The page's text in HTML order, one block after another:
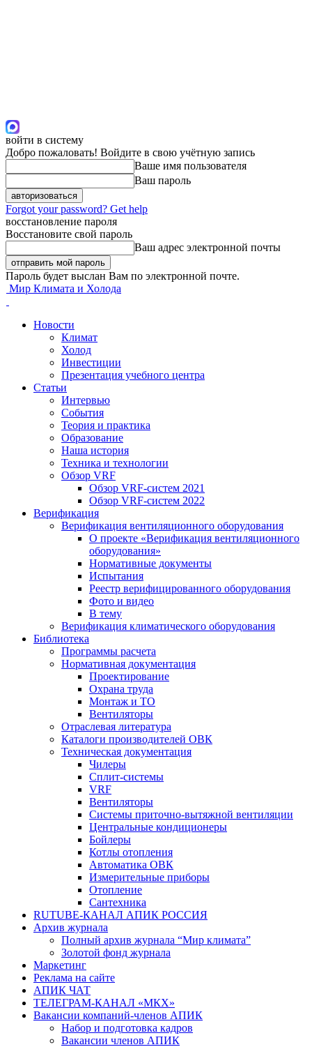
войти в систему
Добро пожаловать! Войдите в свою учётную запись
Ваше имя пользователя
Ваш пароль
Forgot your password? Get help
восстановление пароля
Восстановите свой пароль
Ваш адрес электронной почты
Пароль будет выслан Вам по электронной почте.
Мир Климата и Холода
Новости
Климат
Холод
Инвестиции
Презентация учебного центра
Статьи
Интервью
События
Теория и практика
Образование
Наша история
Техника и технологии
Обзор VRF
Обзор VRF-систем 2021
Обзор VRF-систем 2022
Верификация
Верификация вентиляционного оборудования
О проекте «Верификация вентиляционного
оборудования»
Нормативные документы
Испытания
Реестр верифицированного оборудования
Фото и видео
В тему
Верификация климатического оборудования
Библиотека
Программы расчета
Нормативная документация
Проектирование
Охрана труда
Монтаж и ТО
Вентиляторы
Отраслевая литература
Каталоги производителей ОВК
Техническая документация
Чилеры
Сплит-системы
VRF
Вентиляторы
Системы приточно-вытяжной вентиляции
Центральные кондиционеры
Бойлеры
Котлы отопления
Автоматика ОВК
Измерительные приборы
Отопление
Сантехника
RUTUBE-КАНАЛ АПИК РОССИЯ
Архив журнала
Полный архив журнала “Мир климата”
Золотой фонд журнала
Маркетинг
Реклама на сайте
АПИК ЧАТ
ТЕЛЕГРАМ-КАНАЛ «МКХ»
Вакансии компаний-членов АПИК
Набор и подготовка кадров
Вакансии членов АПИК